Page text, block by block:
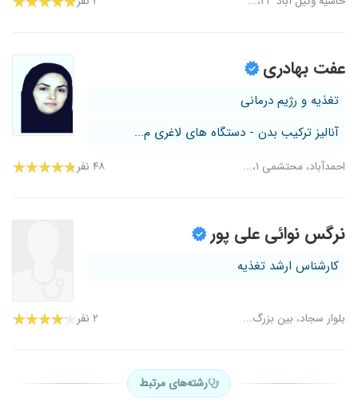
عفت بهادری
تغذیه و رژیم درمانی
آنالیز ترکیب بدن - دستگاه های لاغری م...
احمدآباد، محتشمی ۱،... ۴۸ نفر
نرگس نوائی علی پور
کارشناس ارشد تغذیه
بلوار سجاد، بین بزرگ... ۲ نفر
رشته‌های مرتبط